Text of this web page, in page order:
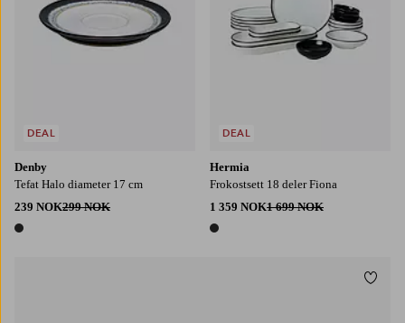
Denby
Tefat Halo diameter 17 cm
239 NOK299 NOK
1 farge
DEAL
Hermia
Frokostsett 18 deler Fiona
1 359 NOK1 699 NOK
1 farge
DEAL